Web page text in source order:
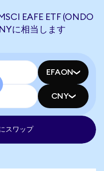
EAFE ETF (ONDO
に相当します
EFAON
CNY
スワップ